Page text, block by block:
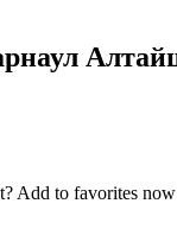
Add to favorites